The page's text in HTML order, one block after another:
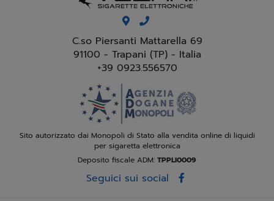
C.so Piersanti Mattarella 69
91100 - Trapani (TP) - Italia
+39 0923.556570
Sito autorizzato dai Monopoli di Stato alla vendita online di liquidi
per sigaretta elettronica
Deposito fiscale ADM: TPPLI0009
Seguici sui social